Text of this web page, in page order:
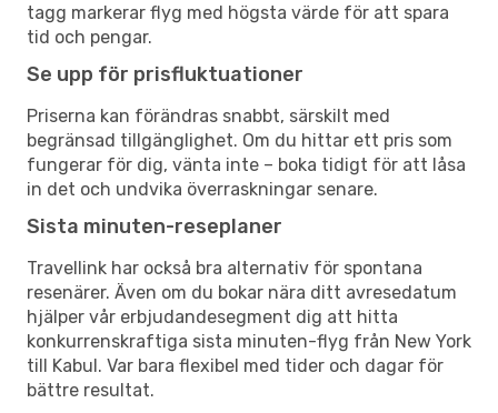
tagg markerar flyg med högsta värde för att spara
tid och pengar.
Se upp för prisfluktuationer
Priserna kan förändras snabbt, särskilt med
begränsad tillgänglighet. Om du hittar ett pris som
fungerar för dig, vänta inte – boka tidigt för att låsa
in det och undvika överraskningar senare.
Sista minuten-reseplaner
Travellink har också bra alternativ för spontana
resenärer. Även om du bokar nära ditt avresedatum
hjälper vår erbjudandesegment dig att hitta
konkurrenskraftiga sista minuten-flyg från New York
till Kabul. Var bara flexibel med tider och dagar för
bättre resultat.